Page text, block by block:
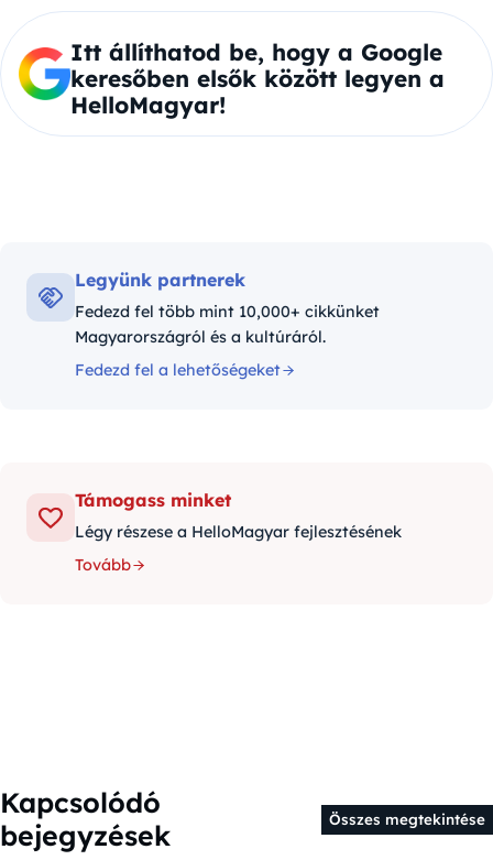
Itt állíthatod be, hogy a Google
keresőben elsők között legyen a
HelloMagyar!
Legyünk partnerek
Fedezd fel több mint 10,000+ cikkünket
Magyarországról és a kultúráról.
Fedezd fel a lehetőségeket
Támogass minket
Légy részese a HelloMagyar fejlesztésének
Tovább
Kapcsolódó
bejegyzések
Összes megtekintése